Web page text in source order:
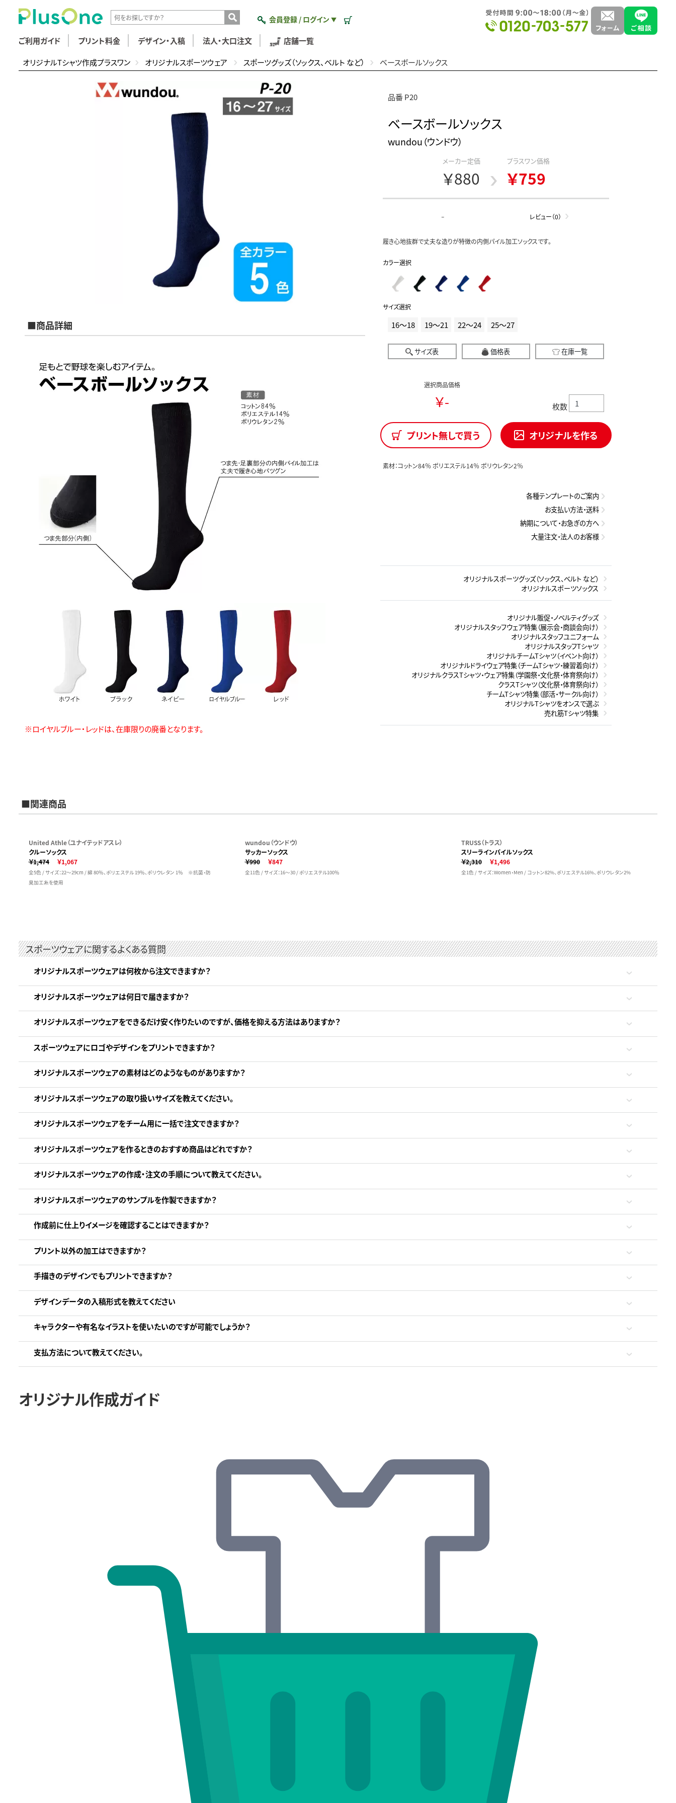
会員登録 / ログイン ▼
ご利用ガイド プリント料金 デザイン・入稿 法人・大口注文 店舗一覧
オリジナルTシャツ作成プラスワン オリジナルスポーツウェア スポーツグッズ（ソックス、ベルト など） ベースボールソックス
■商品詳細
※ロイヤルブルー・レッドは、在庫限りの廃番となります。
品番 P20
ベースボールソックス
wundou（ウンドウ）
メーカー定価
￥880
プラスワン価格
￥759
- レビュー（0）
履き心地抜群で丈夫な造りが特徴の内側パイル加工ソックスです。
カラー選択
サイズ選択
16～18 19～21 22～24 25～27
サイズ表 価格表 在庫一覧
選択商品価格
￥- 枚数
プリント無しで買う オリジナルを作る
素材：コットン84％ ポリエステル14％ ポリウレタン2％
各種テンプレートのご案内
お支払い方法・送料
納期について・お急ぎの方へ
大量注文・法人のお客様
オリジナルスポーツグッズ（ソックス、ベルト など）
オリジナルスポーツソックス
オリジナル販促・ノベルティグッズ
オリジナルスタッフウェア特集（展示会・商談会向け）
オリジナルスタッフユニフォーム
オリジナルスタッフTシャツ
オリジナルチームTシャツ（イベント向け）
オリジナルドライウェア特集（チームTシャツ・練習着向け）
オリジナルクラスTシャツ・ウェア特集（学園祭・文化祭・体育祭向け）
クラスTシャツ（文化祭・体育祭向け）
チームTシャツ特集（部活・サークル向け）
オリジナルTシャツをオンスで選ぶ
売れ筋Tシャツ特集
■関連商品
United Athle（ユナイテッドアスレ）
クルーソックス
￥1,474
￥1,067
全5色 / サイズ：22～29cm / 綿 80％、ポリエステル 19％、ポリウレタン 1％ ※抗菌・防
臭加工糸を使用
wundou（ウンドウ）
サッカーソックス
￥990
￥847
全11色 / サイズ：16～30 / ポリエステル100％
TRUSS（トラス）
スリーラインパイルソックス
￥2,310
￥1,496
全1色 / サイズ：Women・Men / コットン82%、ポリエステル16%、ポリウレタン2%
スポーツウェアに関するよくある質問
オリジナルスポーツウェアは何枚から注文できますか？
オリジナルスポーツウェアは何日で届きますか？
オリジナルスポーツウェアをできるだけ安く作りたいのですが、価格を抑える方法はありますか？
スポーツウェアにロゴやデザインをプリントできますか？
オリジナルスポーツウェアの素材はどのようなものがありますか？
オリジナルスポーツウェアの取り扱いサイズを教えてください。
オリジナルスポーツウェアをチーム用に一括で注文できますか？
オリジナルスポーツウェアを作るときのおすすめ商品はどれですか？
オリジナルスポーツウェアの作成・注文の手順について教えてください。
オリジナルスポーツウェアのサンプルを作製できますか？
作成前に仕上りイメージを確認することはできますか？
プリント以外の加工はできますか？
手描きのデザインでもプリントできますか？
デザインデータの入稿形式を教えてください
キャラクターや有名なイラストを使いたいのですが可能でしょうか？
支払方法について教えてください。
オリジナル作成ガイド